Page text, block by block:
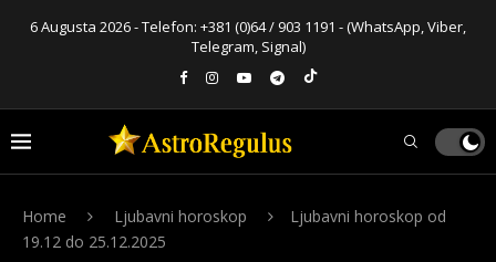
6 Augusta 2026 - Telefon: +381 (0)64 / 903 1191 - (WhatsApp, Viber,
Telegram, Signal)
Home Ljubavni horoskop
Ljubavni horoskop od
19.12 do 25.12.2025